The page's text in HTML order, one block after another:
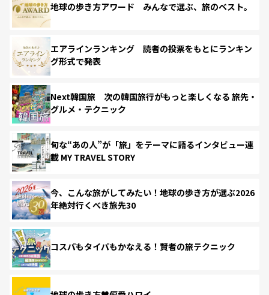
地球の歩き方アワード みんなで選ぶ、旅のベスト。
エアラインランキング 読者の投票をもとにランキン
グ形式で発表
Next韓国旅 次の韓国旅行がもっと楽しくなる 旅先・
グルメ・テクニック
旬な“あの人”が「旅」をテーマに語るインタビュー連
載 MY TRAVEL STORY
今、こんな旅がしてみたい！地球の歩き方が選ぶ2026
年絶対行くべき旅先30
コスパもタイパもかなえる！賢者の旅テクニック